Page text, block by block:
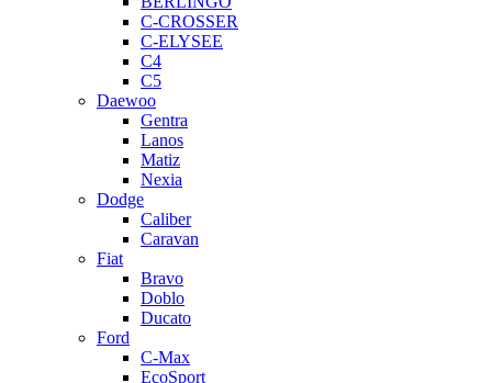
C-CROSSER
C-ELYSEE
C4
C5
Daewoo
Gentra
Lanos
Matiz
Nexia
Dodge
Caliber
Caravan
Fiat
Bravo
Doblo
Ducato
Ford
C-Max
EcoSport